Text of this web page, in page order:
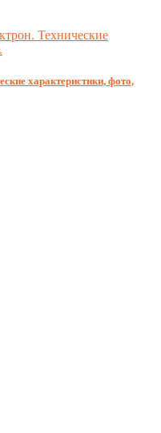
характеристики, фото,